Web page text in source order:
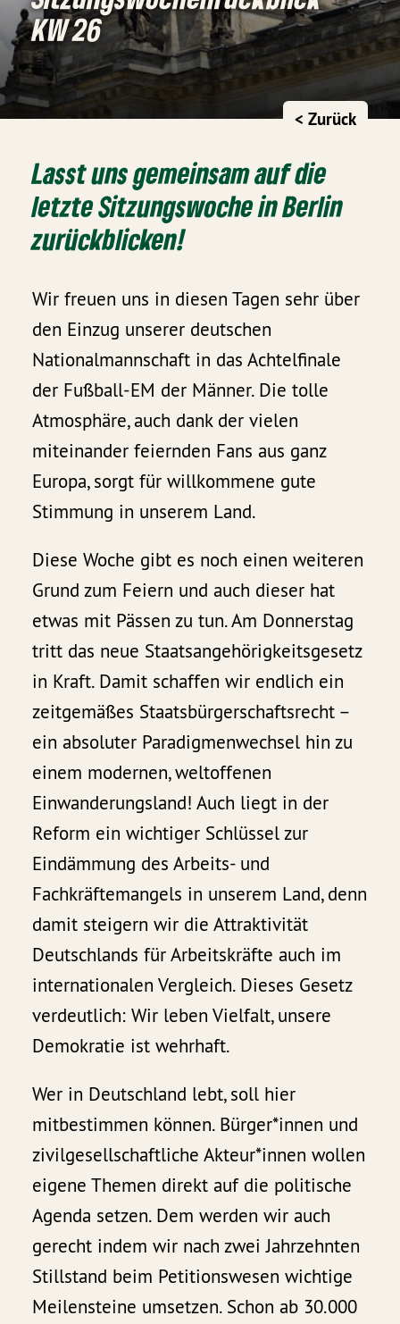
KW 26
< Zurück
Lasst uns gemeinsam auf die
letzte Sitzungswoche in Berlin
zurückblicken!
Wir freuen uns in diesen Tagen sehr über
den Einzug unserer deutschen
Nationalmannschaft in das Achtelfinale
der Fußball-EM der Männer. Die tolle
Atmosphäre, auch dank der vielen
miteinander feiernden Fans aus ganz
Europa, sorgt für willkommene gute
Stimmung in unserem Land.
Diese Woche gibt es noch einen weiteren
Grund zum Feiern und auch dieser hat
etwas mit Pässen zu tun. Am Donnerstag
tritt das neue Staatsangehörigkeitsgesetz
in Kraft. Damit schaffen wir endlich ein
zeitgemäßes Staatsbürgerschaftsrecht –
ein absoluter Paradigmenwechsel hin zu
einem modernen, weltoffenen
Einwanderungsland! Auch liegt in der
Reform ein wichtiger Schlüssel zur
Eindämmung des Arbeits- und
Fachkräftemangels in unserem Land, denn
damit steigern wir die Attraktivität
Deutschlands für Arbeitskräfte auch im
internationalen Vergleich. Dieses Gesetz
verdeutlich: Wir leben Vielfalt, unsere
Demokratie ist wehrhaft.
Wer in Deutschland lebt, soll hier
mitbestimmen können. Bürger*innen und
zivilgesellschaftliche Akteur*innen wollen
eigene Themen direkt auf die politische
Agenda setzen. Dem werden wir auch
gerecht indem wir nach zwei Jahrzehnten
Stillstand beim Petitionswesen wichtige
Meilensteine umsetzen. Schon ab 30.000